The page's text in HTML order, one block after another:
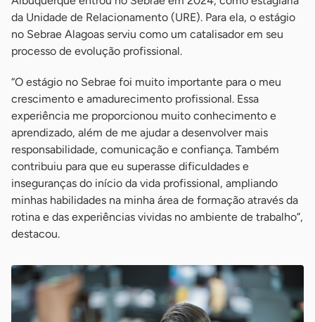
da Unidade de Relacionamento (URE). Para ela, o estágio
no Sebrae Alagoas serviu como um catalisador em seu
processo de evolução profissional.
“O estágio no Sebrae foi muito importante para o meu
crescimento e amadurecimento profissional. Essa
experiência me proporcionou muito conhecimento e
aprendizado, além de me ajudar a desenvolver mais
responsabilidade, comunicação e confiança. Também
contribuiu para que eu superasse dificuldades e
inseguranças do início da vida profissional, ampliando
minhas habilidades na minha área de formação através da
rotina e das experiências vividas no ambiente de trabalho”,
destacou.